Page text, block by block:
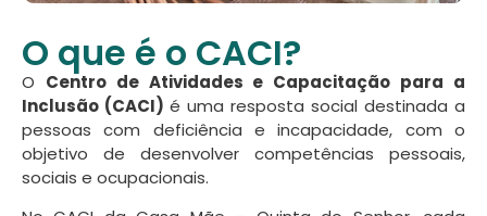
O que é o CACI?
O Centro de Atividades e Capacitação para a
Inclusão (CACI) é uma resposta social destinada a
pessoas com deficiência e incapacidade, com o
objetivo de desenvolver competências pessoais,
sociais e ocupacionais.